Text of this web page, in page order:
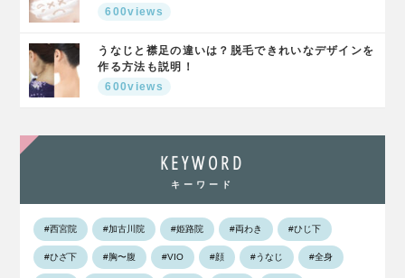
600views
うなじと襟足の違いは？脱毛できれいなデザインを
作る方法も説明！
600views
KEYWORD
キーワード
#西宮院 #加古川院 #姫路院 #両わき #ひじ下
#ひざ下 #胸〜腹 #VIO #顔 #うなじ #全身